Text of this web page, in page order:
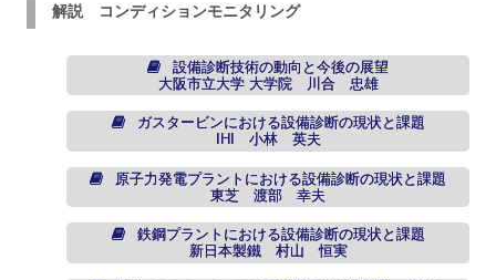
解説 コンディションモニタリング
設備診断技術の動向と今後の展望
大阪市立大学 大学院 川合 忠雄
ガスタービンにおける設備診断の現状と課題
IHI 小林 英夫
原子力発電プラントにおける設備診断の現状と課題
東芝 渡部 幸夫
鉄鋼プラントにおける設備診断の現状と課題
新日本製鐵 村山 恒実